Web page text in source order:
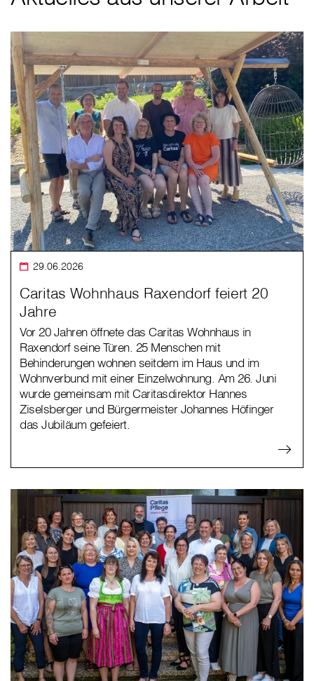
29.06.2026
Caritas Wohnhaus Raxendorf feiert 20
Jahre
Vor 20 Jahren öffnete das Caritas Wohnhaus in
Raxendorf seine Türen. 25 Menschen mit
Behinderungen wohnen seitdem im Haus und im
Wohnverbund mit einer Einzelwohnung. Am 26. Juni
wurde gemeinsam mit Caritasdirektor Hannes
Ziselsberger und Bürgermeister Johannes Höfinger
das Jubiläum gefeiert.